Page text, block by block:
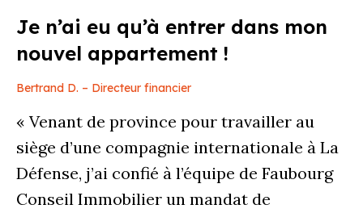
Je n’ai eu qu’à entrer dans mon
nouvel appartement !
Bertrand D. – Directeur financier
« Venant de province pour travailler au
siège d’une compagnie internationale à La
Défense, j’ai confié à l’équipe de Faubourg
Conseil Immobilier un mandat de